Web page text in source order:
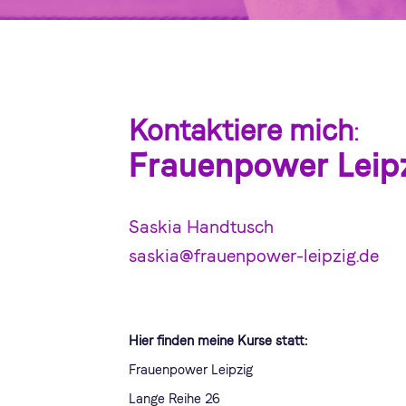
Kontaktiere mich:
Frauenpower
Saskia Handtusch
saskia@frauenpower-leipzig.de
Hier finden meine Kurse statt:
Frauenpower Leipzig
Lange Reihe 26